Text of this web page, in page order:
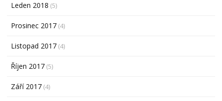
Leden 2018 (5)
Prosinec 2017 (4)
Listopad 2017 (4)
Říjen 2017 (5)
Září 2017 (4)